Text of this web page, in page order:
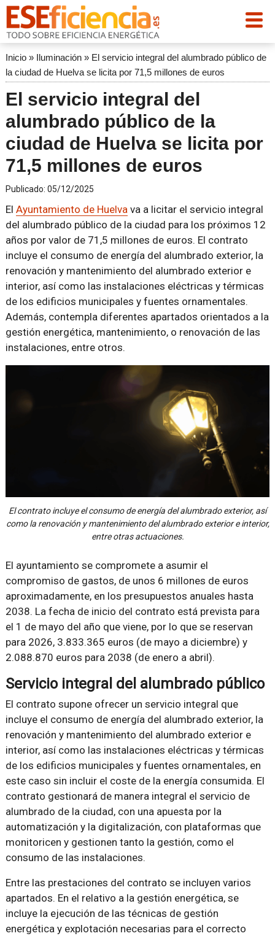
Inicio» Iluminación» El servicio integral del alumbrado público de
la ciudad de Huelva se licita por 71,5 millones de euros
El servicio integral del
alumbrado público de la
ciudad de Huelva se licita por
71,5 millones de euros
Publicado: 05/12/2025
El Ayuntamiento de Huelvava a licitar el servicio integral
del alumbrado público de la ciudad para los próximos 12
años por valor de 71,5 millones de euros. El contrato
incluye el consumo de energía del alumbrado exterior, la
renovación y mantenimiento del alumbrado exterior e
interior, así como las instalaciones eléctricas y térmicas
de los edificios municipales y fuentes ornamentales.
Además, contempla diferentes apartados orientados a la
gestión energética, mantenimiento, o renovación de las
instalaciones, entre otros.
El contrato incluye el consumo de energía del alumbrado exterior, así
como la renovación y mantenimiento del alumbrado exterior e interior,
entre otras actuaciones.
El ayuntamiento se compromete a asumir el
compromiso de gastos, de unos 6 millones de euros
aproximadamente, en los presupuestos anuales hasta
2038. La fecha de inicio del contrato está prevista para
el 1 de mayo del año que viene, por lo que se reservan
para 2026, 3.833.365 euros (de mayo a diciembre) y
2.088.870 euros para 2038 (de enero a abril).
Servicio integral del alumbrado público
El contrato supone ofrecer un servicio integral que
incluye el consumo de energía del alumbrado exterior, la
renovación y mantenimiento del alumbrado exterior e
interior, así como las instalaciones eléctricas y térmicas
de los edificios municipales y fuentes ornamentales, en
este caso sin incluir el coste de la energía consumida. El
contrato gestionará de manera integral el servicio de
alumbrado de la ciudad, con una apuesta por la
automatización y la digitalización, con plataformas que
monitoricen y gestionen tanto la gestión, como el
consumo de las instalaciones.
Entre las prestaciones del contrato se incluyen varios
apartados. En el relativo a la gestión energética, se
incluye la ejecución de las técnicas de gestión
energética y explotación necesarias para el correcto